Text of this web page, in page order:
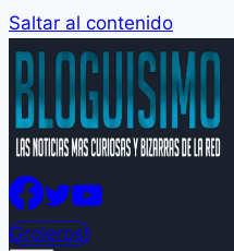
Saltar al contenido
Groleros!